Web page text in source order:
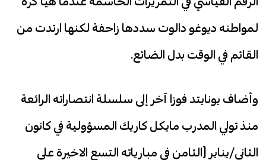
لمواطنه ديوغو دالوت سددها زاحفة لكنها ارتدت من
القائم في الوقت بدل الضائع.
وأضاف يونايتد فوزا آخر إلى سلسلة انتصاراته الرائعة
منذ تولي المدرب مايكل كاريك المسؤولية في كانون
الثاني/يناير (الثامن في مبارياته التسع الاخيرة على